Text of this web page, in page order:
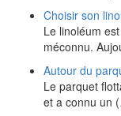
Choisir son
Le linoléum
méconnu.
Autour du
Le parquet
et a connu un